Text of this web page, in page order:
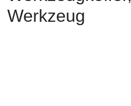
Werkzeug